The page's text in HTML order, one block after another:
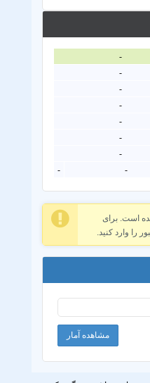
-
-
-
-
-
-
-
-
-
است. برای
را وارد کنید.